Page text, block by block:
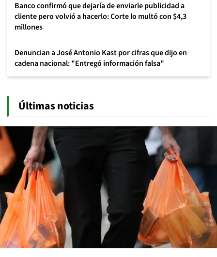
Banco confirmó que dejaría de enviarle publicidad a
cliente pero volvió a hacerlo: Corte lo multó con $4,3
millones
Denuncian a José Antonio Kast por cifras que dijo en
cadena nacional: "Entregó información falsa"
Últimas noticias